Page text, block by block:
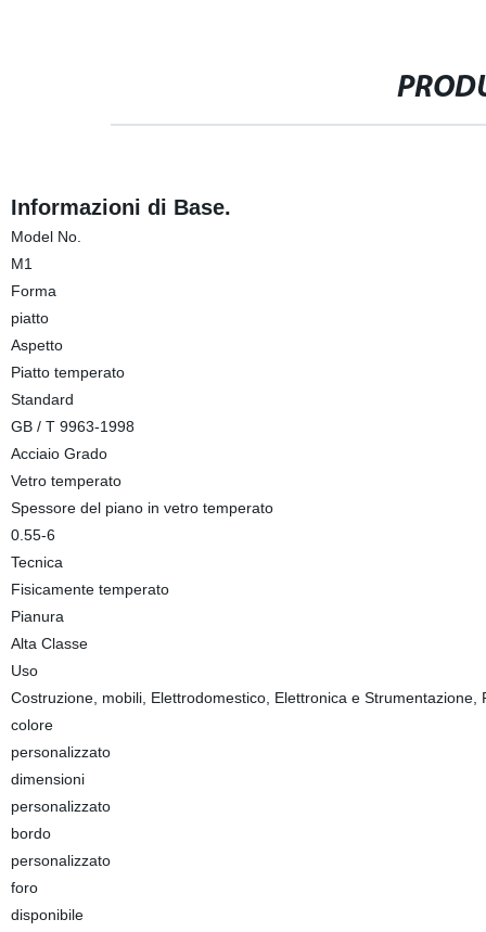
Informazioni di Base.
Model No.
M1
Forma
piatto
Aspetto
Piatto temperato
Standard
GB / T 9963-1998
Acciaio Grado
Vetro temperato
Spessore del piano in vetro temperato
0.55-6
Tecnica
Fisicamente temperato
Pianura
Alta Classe
Uso
Costruzione, mobili, Elettrodomestico, Elettronica e
colore
personalizzato
dimensioni
personalizzato
bordo
personalizzato
foro
disponibile